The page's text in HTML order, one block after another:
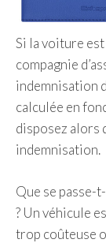
Si la voiture
compagnie
indemnisation
calculée en
disposez alors
indemnisation.
Que se passe-
? Un véhicule
trop coûteuse